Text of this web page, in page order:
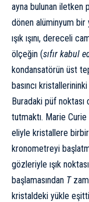
ayna bulunan iletken
dönen alüminyum bir
ışık ışını, dereceli
ölçeğin (sıfır kabul
kondansatörün üst
basıncı kristallerininki
Buradaki püf noktası
tutmaktı. Marie
eliyle kristallere
kronometreyi
gözleriyle ışık
başlamasından T
kristaldeki yükle